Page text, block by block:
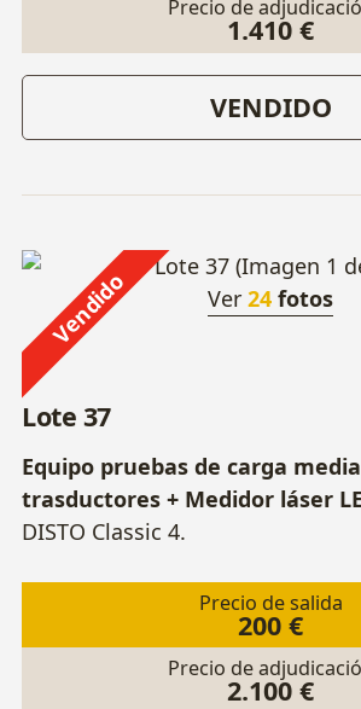
Precio de
1.410 €
VENDIDO
Vendido Ver 24 fotos
Lote 37
Equipo pruebas de carga
trasductores + Medidor láser
DISTO Classic 4.
Precio de salida
200 €
Precio de
2.100 €